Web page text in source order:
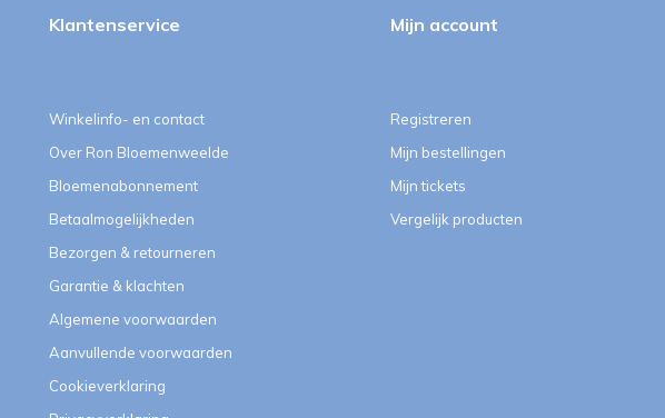
Klantenservice
Winkelinfo- en contact
Over Ron Bloemenweelde
Bloemenabonnement
Betaalmogelijkheden
Bezorgen & retourneren
Garantie & klachten
Algemene voorwaarden
Aanvullende voorwaarden
Cookieverklaring
Mijn account
Registreren
Mijn bestellingen
Mijn tickets
Vergelijk producten